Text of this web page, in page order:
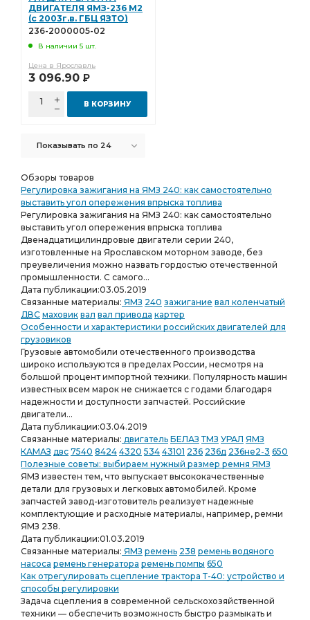
ПРИВОДА ТНВД Ремкомплект водяного насоса
Ремкомплект водяного
РАЗД. ГБЦ
ДВИГАТЕЛЯ ЯМЗ-236 М2
(с 2003г.в. ГБЦ ЯЗТО)
236-2000005-02
236-2000005-02
В наличии 5 шт.
Цена в Ярославль
3 096.90 Р
В КОРЗИНУ
Показывать по 24
Обзоры товаров
Регулировка зажигания на ЯМЗ 240: как самостоятельно
выставить угол опережения впрыска топлива
Регулировка зажигания на ЯМЗ 240: как самостоятельно
выставить угол опережения впрыска топлива
Двенадцатицилиндровые двигатели серии 240,
изготовленные на Ярославском моторном заводе, без
преувеличения можно назвать гордостью отечественной
промышленности. С самого...
Дата публикации:03.05.2019
Связанные материалы: ЯМЗ 240 зажигание вал коленчатый
ДВС маховик вал вал привода картер
Особенности и характеристики российских двигателей для
грузовиков
Грузовые автомобили отечественного производства
широко используются в пределах России, несмотря на
большой процент импортной техники. Популярность машин
известных всем марок не снижается с годами благодаря
надежности и доступности запчастей. Российские
двигатели...
Дата публикации:03.04.2019
Связанные материалы: двигатель БЕЛАЗ ТМЗ УРАЛ ЯМЗ
КАМАЗ двс 7540 8424 4320 534 43101 236 236д 236не2-3 650
Полезные советы: выбираем нужный размер ремня ЯМЗ
ЯМЗ известен тем, что выпускает высококачественные
детали для грузовых и легковых автомобилей. Кроме
запчастей завод-изготовитель реализует надежные
комплектующие и расходные материалы, например, ремни
ЯМЗ 238.
Дата публикации:01.03.2019
Связанные материалы: ЯМЗ ремень 238 ремень водяного
насоса ремень генератора ремень помпы 650
Как отрегулировать сцепление трактора Т-40: устройство и
способы регулировки
Задача сцепления в современной сельскохозяйственной
техники — обеспечить возможность быстро размыкать и